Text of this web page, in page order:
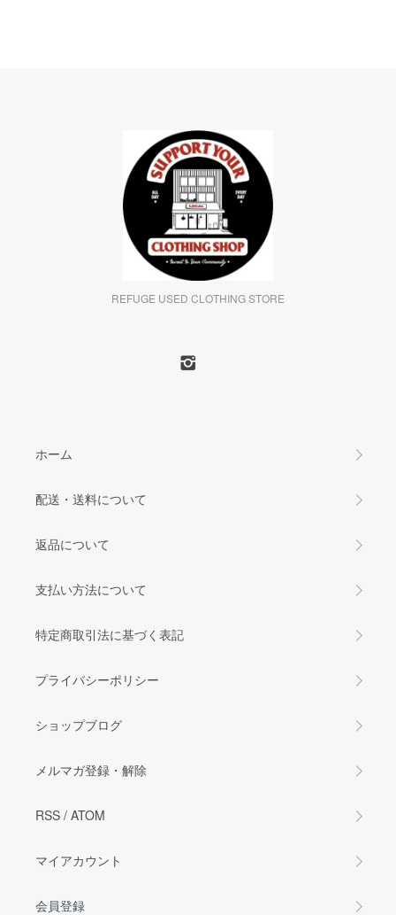
REFUGE USED CLOTHING STORE
ホーム
配送・送料について
返品について
支払い方法について
特定商取引法に基づく表記
プライバシーポリシー
ショップブログ
メルマガ登録・解除
RSS / ATOM
マイアカウント
会員登録